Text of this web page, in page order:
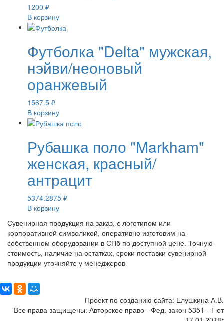
1200 ₽
В корзину
Футболка "Delta" мужская,
нэйви/неоновый
оранжевый
1567.5 ₽
В корзину
Рубашка поло "Markham"
женская, красный/
антрацит
5374.2875 ₽
В корзину
Сувенирная продукция на заказ, с логотипом или
корпоративной символикой, оперативно изготовим на
собственном оборудовании в СПб по доступной цене. Точную
стоимость, наличие на остатках, сроки поставки сувенирной
продукции уточняйте у менеджеров
Проект по созданию сайта: Елушкина А.В.
Все права защищены: Авторское право - Фед. закон 5351 - 1 от